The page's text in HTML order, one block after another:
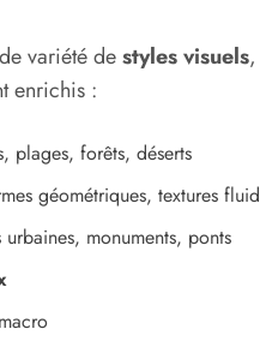
variété destyles visuels
enrichis :
plages, forêts, déserts
géométriques, textures
urbaines, monuments, ponts